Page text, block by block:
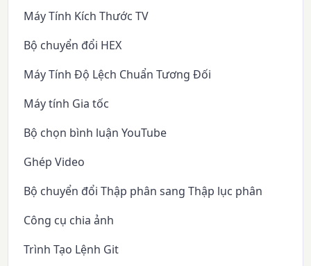
Máy Tính Kích Thước TV
Bộ chuyển đổi HEX
Máy Tính Độ Lệch Chuẩn Tương Đối
Máy tính Gia tốc
Bộ chọn bình luận YouTube
Ghép Video
Bộ chuyển đổi Thập phân sang Thập lục phân
Công cụ chia ảnh
Trình Tạo Lệnh Git